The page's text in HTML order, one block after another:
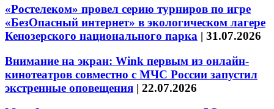
«Ростелеком» провел серию турниров по игре
«БезОпасный интернет» в экологическом лагере
Кенозерского национального парка | 31.07.2026
Внимание на экран: Wink первым из онлайн-
кинотеатров совместно с МЧС России запустил
экстренные оповещения | 22.07.2026